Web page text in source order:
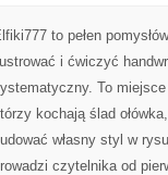
to pełen
i ćwiczyć
To
kochają ślad
własny styl w
czytelnika od